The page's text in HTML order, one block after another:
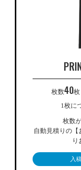
枚数40枚
1枚に
枚数
自動見積りの【
り
入